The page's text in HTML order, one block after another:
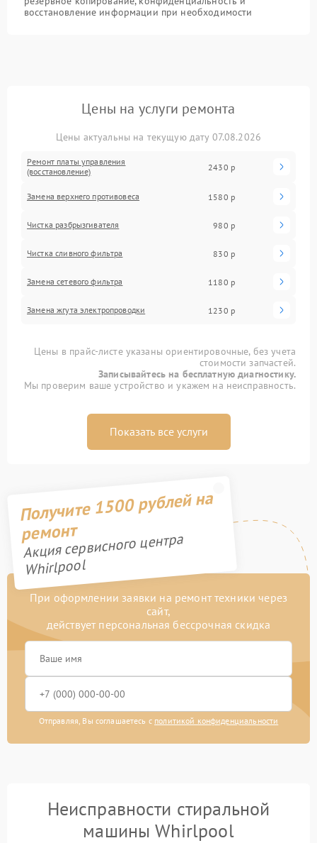
восстановление информации при необходимости
Цены на услуги ремонта
Цены актуальны на текущую дату 07.08.2026
Ремонт платы управления
(восстановление)
2430 р
Замена верхнего противовеса 1580 р
Чистка разбрызгивателя 980 р
Чистка сливного фильтра 830 р
Замена сетевого фильтра 1180 р
Замена жгута электропроводки 1230 р
Цены в прайс-листе указаны ориентировочные, без учета
стоимости запчастей.
Записывайтесь на бесплатную диагностику.
Мы проверим ваше устройство и укажем на неисправность.
Показать все услуги
Получите 1500 рублей на
ремонт
Акция сервисного центра
Whirlpool
При оформлении заявки на ремонт техники через
сайт,
действует персональная бессрочная скидка
Отправляя, Вы соглашаетесь с политикой конфиденциальности
Неисправности стиральной
машины Whirlpool